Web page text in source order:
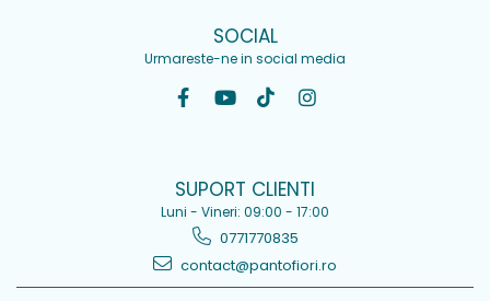
SOCIAL
Urmareste-ne in social media
SUPORT CLIENTI
Luni - Vineri: 09:00 - 17:00
0771770835
contact@pantofiori.ro